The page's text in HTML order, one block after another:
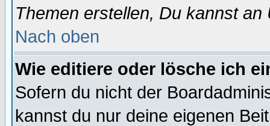
Themen erstellen, Du kannst
Nach oben
Wie editiere oder lösche ich
Sofern du nicht der
kannst du nur deine eigenen